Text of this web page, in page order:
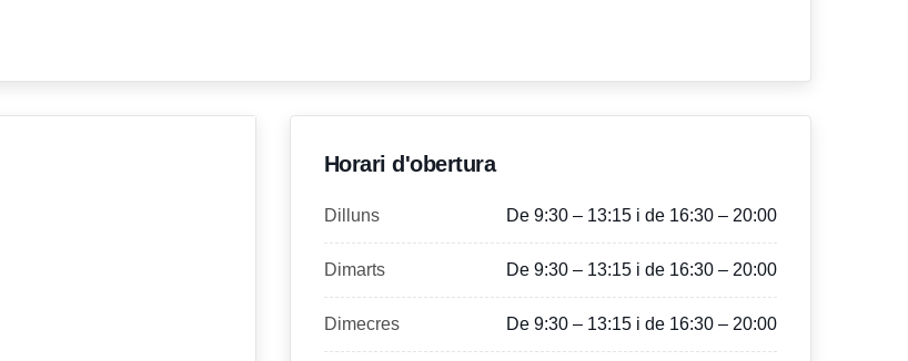
Horari d'obertura
Dilluns De 9:30 – 13:15 i de 16:30 – 20:00
Dimarts De 9:30 – 13:15 i de 16:30 – 20:00
Dimecres De 9:30 – 13:15 i de 16:30 – 20:00